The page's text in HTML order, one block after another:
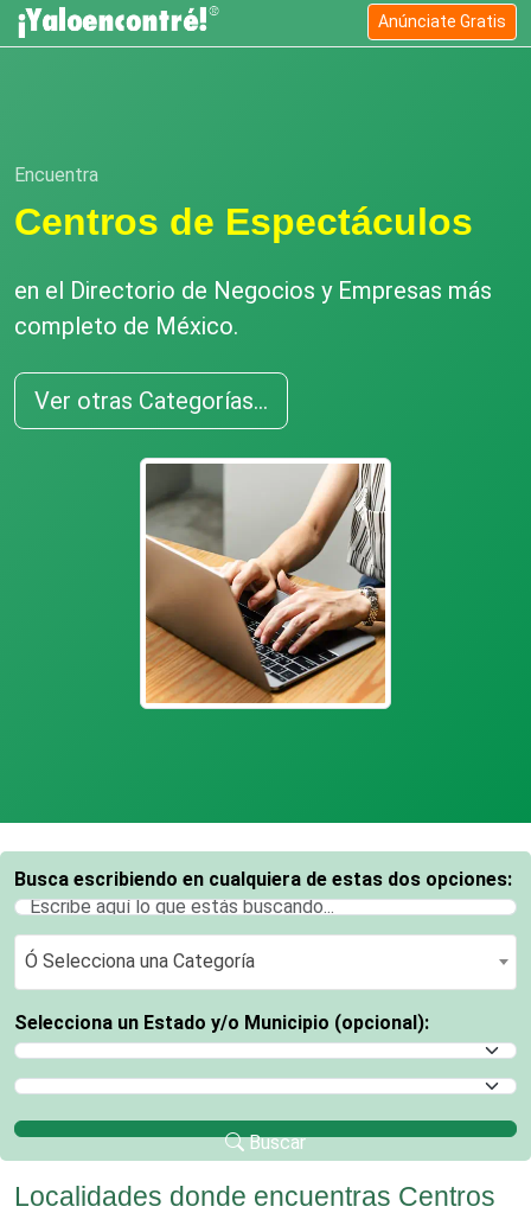
Anúnciate Gratis
Encuentra
Centros de Espectáculos
en el Directorio de Negocios y Empresas más
completo de México.
Ver otras Categorías...
Busca escribiendo en cualquiera de estas dos opciones:
Ó Selecciona una Categoría
Ó Selecciona una Categoría
Selecciona un Estado y/o Municipio (opcional):
Selecciona un Estado
Selecciona un Municipio
Buscar
Localidades donde encuentras Centros